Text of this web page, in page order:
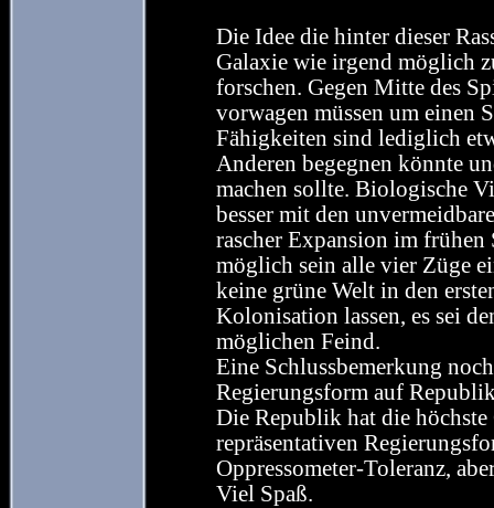
Die Idee die hinter dieser
Galaxie wie irgend möglich
forschen. Gegen Mitte des
vorwagen müssen um einen
Fähigkeiten sind lediglich
Anderen begegnen könnte
machen sollte. Biologische
besser mit den
rascher Expansion im frühen
möglich sein alle vier Züge
keine grüne Welt in den
Kolonisation lassen, es sei
möglichen Feind.
Eine Schlussbemerkung
Regierungsform auf
Die Republik hat die
repräsentativen
Oppressometer-Toleranz,
Viel Spaß.